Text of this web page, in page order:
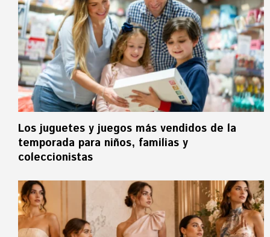
Los juguetes y juegos más vendidos de la
temporada para niños, familias y
coleccionistas